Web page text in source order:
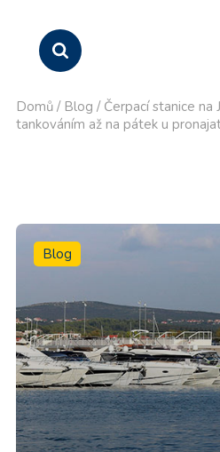
Domů / Blog / Čerpací stanice na
tankováním až na pátek u
Blog